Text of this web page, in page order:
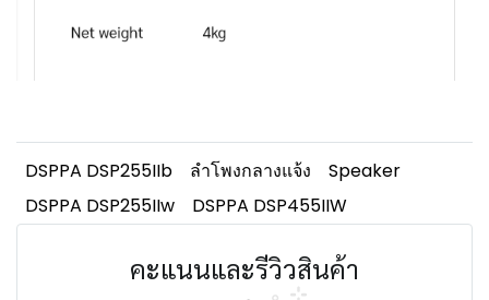
DSPPA DSP255IIb ลำโพงกลางแจ้ง
Speaker
DSPPA DSP255IIw
DSPPA DSP455IIW
คะแนนและรีวิวสินค้า